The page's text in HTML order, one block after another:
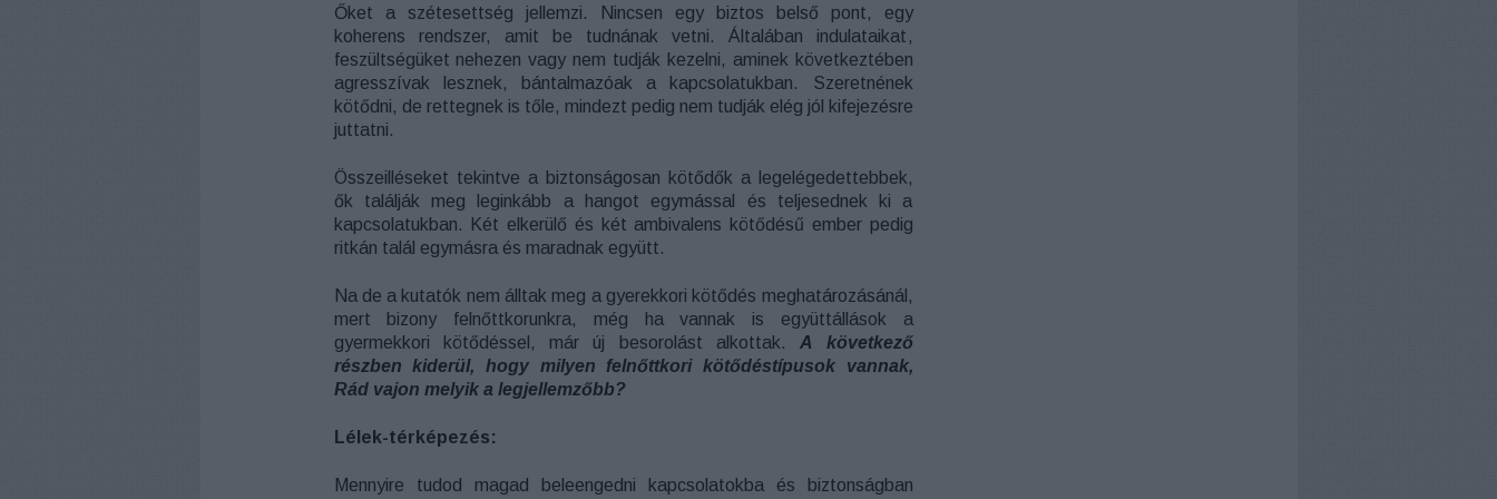
Őket a szétesettség jellemzi. Nincsen egy biztos belső pont, egy
koherens rendszer, amit be tudnának vetni. Általában indulataikat,
feszültségüket nehezen vagy nem tudják kezelni, aminek következtében
agresszívak lesznek, bántalmazóak a kapcsolatukban. Szeretnének
kötődni, de rettegnek is tőle, mindezt pedig nem tudják elég jól kifejezésre
juttatni.
Összeilléseket tekintve a biztonságosan kötődők a legelégedettebbek,
ők találják meg leginkább a hangot egymással és teljesednek ki a
kapcsolatukban. Két elkerülő és két ambivalens kötődésű ember pedig
ritkán talál egymásra és maradnak együtt.
Na de a kutatók nem álltak meg a gyerekkori kötődés meghatározásánál,
mert bizony felnőttkorunkra, még ha vannak is együttállások a
gyermekkori kötődéssel, már új besorolást alkottak.A következő
részben kiderül, hogy milyen felnőttkori kötődéstípusok vannak,
Rád vajon melyik a legjellemzőbb?
Lélek-térképezés:
Mennyire tudod magad beleengedni kapcsolatokba és biztonságban